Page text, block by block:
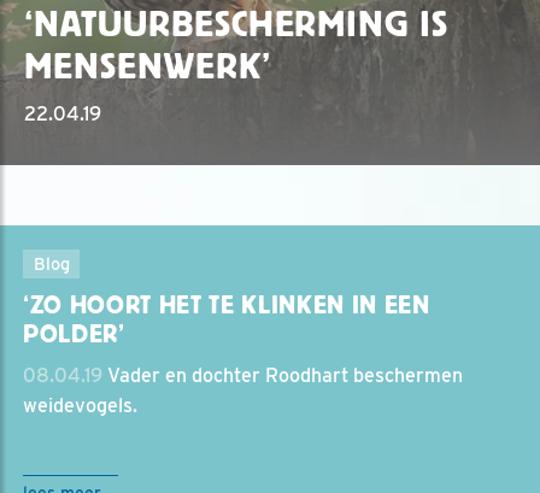
‘NATUURBESCHERMING IS
MENSENWERK’
22.04.19
Blog
‘ZO HOORT HET TE KLINKEN IN EEN
POLDER’
08.04.19 Vader en dochter Roodhart beschermen
weidevogels.